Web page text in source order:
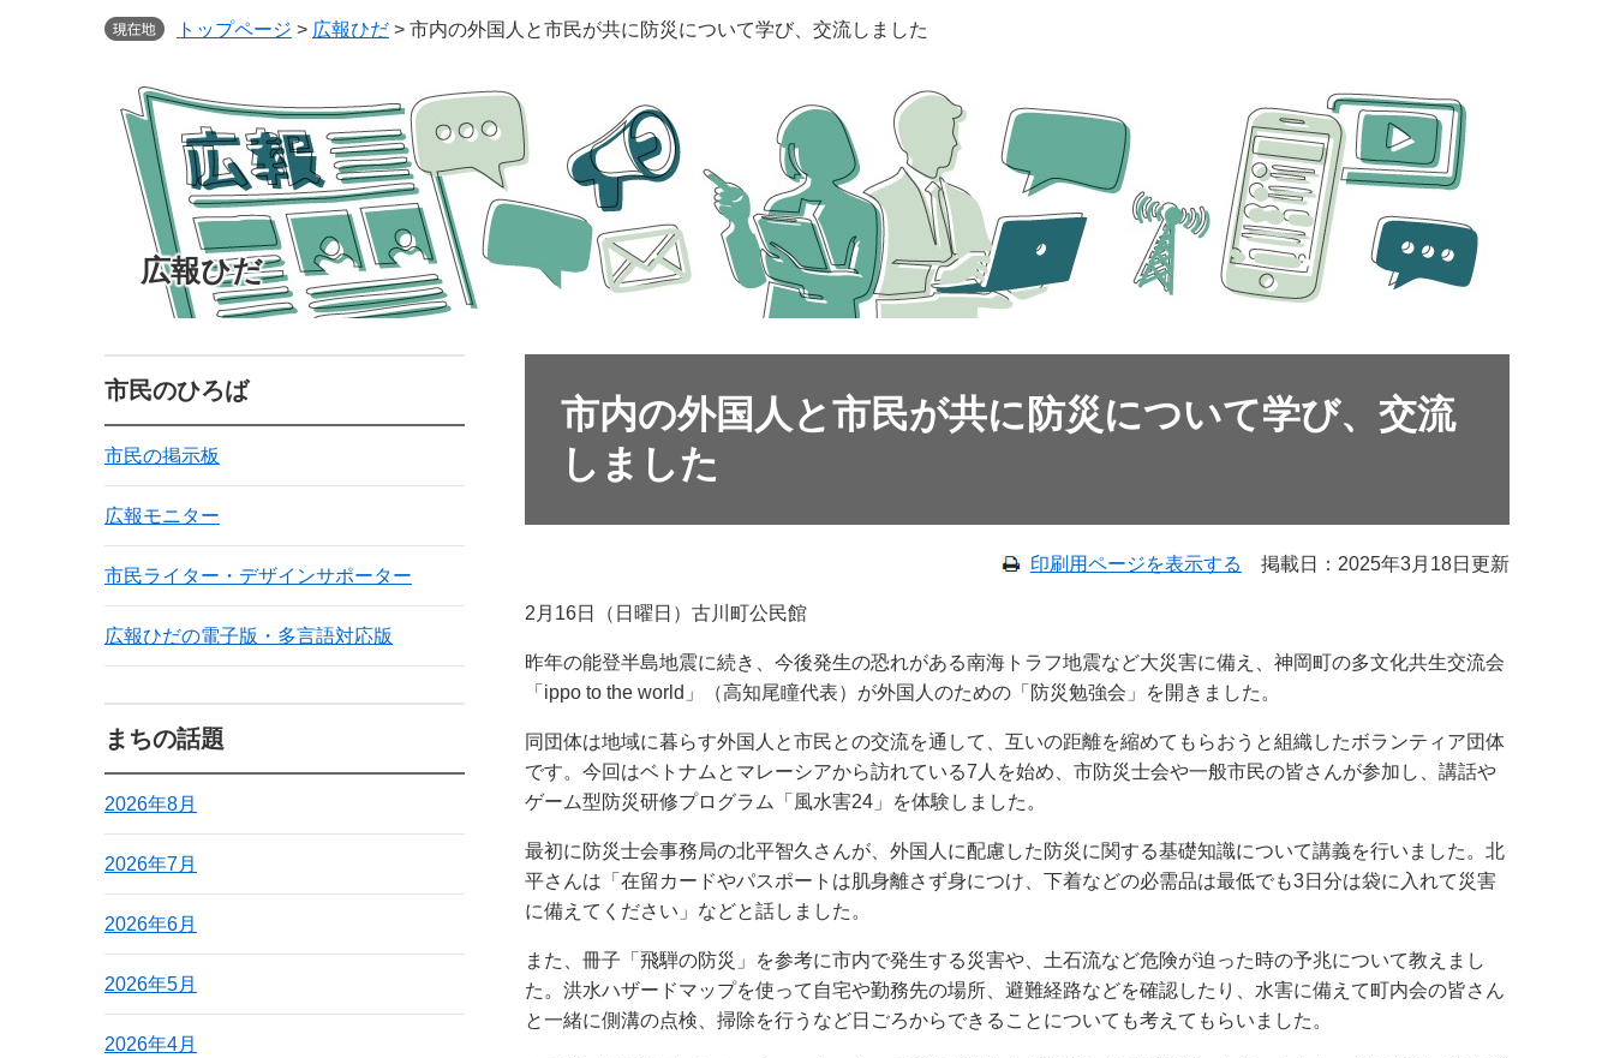
トップページ > 広報ひだ > 市内の外国人と市民が共に防災について学び、交流しました
広報ひだ
市民のひろば
市民の掲示板
広報モニター
市民ライター・デザインサポーター
広報ひだの電子版・多言語対応版
まちの話題
2026年8月
2026年7月
2026年6月
2026年5月
2026年4月
市内の外国人と市民が共に防災について学び、交流
しました
印刷用ページを表示する 掲載日：2025年3月18日更新
2月16日（日曜日）古川町公民館
昨年の能登半島地震に続き、今後発生の恐れがある南海トラフ地震など大災害に備え、神岡町の多文化共生交流会
「ippo to the world」（高知尾瞳代表）が外国人のための「防災勉強会」を開きました。
同団体は地域に暮らす外国人と市民との交流を通して、互いの距離を縮めてもらおうと組織したボランティア団体
です。今回はベトナムとマレーシアから訪れている7人を始め、市防災士会や一般市民の皆さんが参加し、講話や
ゲーム型防災研修プログラム「風水害24」を体験しました。
最初に防災士会事務局の北平智久さんが、外国人に配慮した防災に関する基礎知識について講義を行いました。北
平さんは「在留カードやパスポートは肌身離さず身につけ、下着などの必需品は最低でも3日分は袋に入れて災害
に備えてください」などと話しました。
また、冊子「飛騨の防災」を参考に市内で発生する災害や、土石流など危険が迫った時の予兆について教えまし
た。洪水ハザードマップを使って自宅や勤務先の場所、避難経路などを確認したり、水害に備えて町内会の皆さん
と一緒に側溝の点検、掃除を行うなど日ごろからできることについても考えてもらいました。